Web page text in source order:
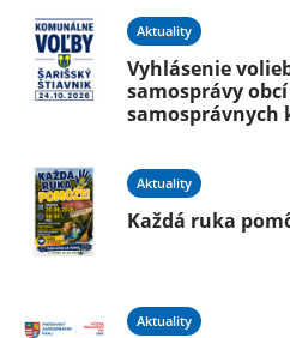
Aktuality
Vyhlásenie
samosprávy
samosprávnych
Aktuality
Každá ruka
Aktuality